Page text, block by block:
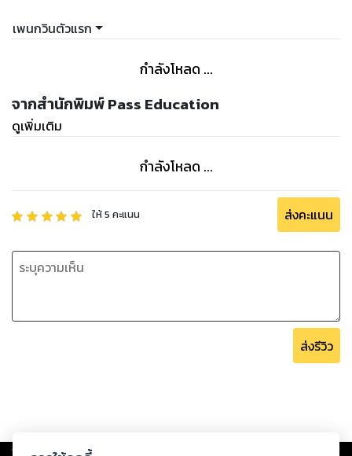
เพนกวินตัวแรก
กำลังโหลด ...
จากสำนักพิมพ์ Pass Education
ดูเพิ่มเติม
กำลังโหลด ...
ให้5 คะแนน ส่งคะแนน
ส่งรีวิว
Copyright © 2026